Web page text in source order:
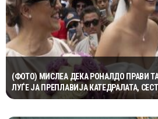
(ФОТО) МИСЛЕА ДЕКА РОНАЛДО ПРАВИ
ЛУЃЕ ЈА ПРЕПЛАВИЈА КАТЕДРАЛАТА,